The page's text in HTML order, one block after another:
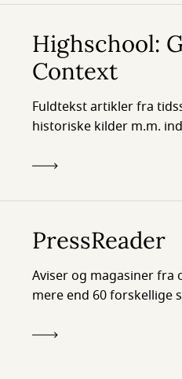
Highschool:
Context
Fuldtekst artikler fra
historiske kilder m.m.
PressReader
Aviser og magasiner fra
mere end 60 forskellige